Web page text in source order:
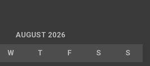
AUGUST 2026
W T F S S